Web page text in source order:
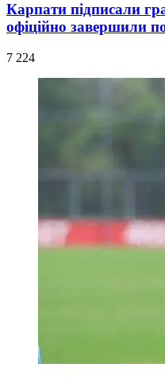
Карпати підписали
офіційно завершили
7 224